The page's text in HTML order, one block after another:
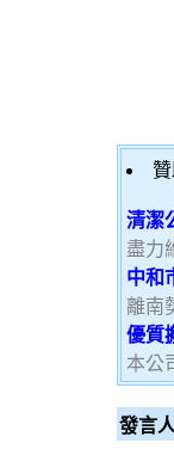
清潔
盡力
中和
離南
優質
本公
發言